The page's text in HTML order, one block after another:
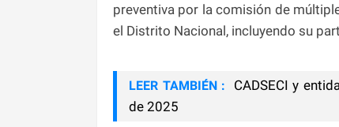
preventiva por la comisión de
el Distrito Nacional, incluyendo su
LEER TAMBIÉN :
CADSECI y
de 2025